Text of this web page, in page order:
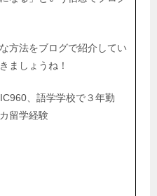
方法をブログで紹介してい
ましょうね！
、語学学校で３年勤
留学経験